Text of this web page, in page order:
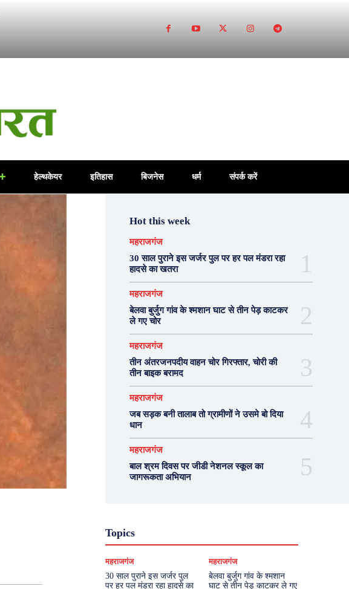
हेल्थकेयर इतिहास बिजनेस धर्म संपर्क करें
Hot this week
महराजगंज
30 साल पुराने इस जर्जर पुल पर हर पल मंडरा रहा
हादसे का खतरा
महराजगंज
बेलवा बुर्जुग गांव के श्मशान घाट से तीन पेड़ काटकर
ले गए चोर
महराजगंज
तीन अंतरजनपदीय वाहन चोर गिरफ्तार, चोरी की
तीन बाइक बरामद
महराजगंज
जब सड़क बनी तालाब तो ग्रामीणों ने उसमे बो दिया
धान
महराजगंज
बाल श्रम दिवस पर जीडी नेशनल स्कूल का
जागरूकता अभियान
Topics
महराजगंज
30 साल पुराने इस जर्जर पुल
पर हर पल मंडरा रहा हादसे का
महराजगंज
बेलवा बुर्जुग गांव के श्मशान
घाट से तीन पेड़ काटकर ले गए